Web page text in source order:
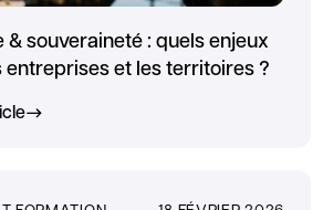
& souveraineté : quels enjeux
entreprises et les territoires ?